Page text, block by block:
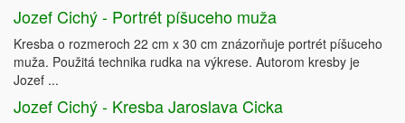
Jozef Cichý - Portrét píšuceho muža
Kresba o rozmeroch 22 cm x 30 cm znázorňuje portrét píšuceho
muža. Použitá technika rudka na výkrese. Autorom kresby je
Jozef ...
Jozef Cichý - Kresba Jaroslava Cicka